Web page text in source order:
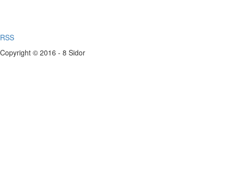
RSS
Copyright © 2016 - 8 Sidor